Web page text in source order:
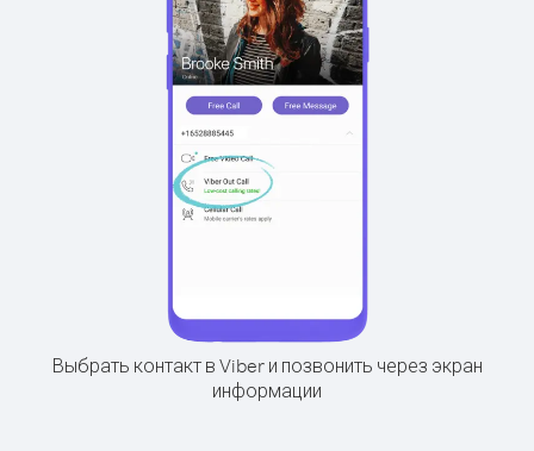
Выбрать контакт в Viber и позвонить через экран
информации